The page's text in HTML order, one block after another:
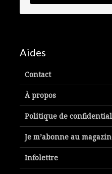
Aides
Contact
À propos
Politique de
Je m’abonne au
Infolettre